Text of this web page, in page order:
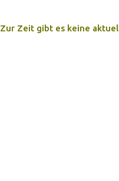
Zur Zeit gibt es keine